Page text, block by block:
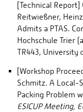
[Technical
Reitwießner,
Admits a PTAS.
Hochschule Trier
TR443, University
[Workshop
Schmitz. A Local-
Packing Problem
ESICUP Meeting,